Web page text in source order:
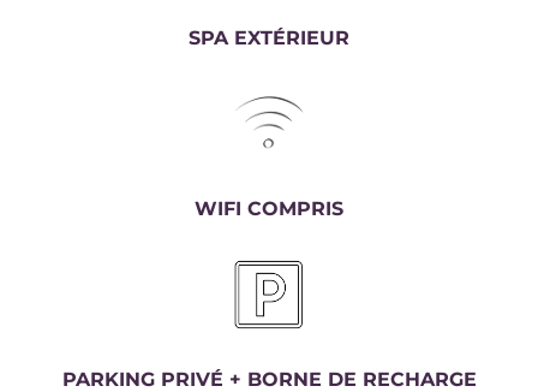
SPA EXTÉRIEUR
WIFI COMPRIS
PARKING PRIVÉ + BORNE DE RECHARGE